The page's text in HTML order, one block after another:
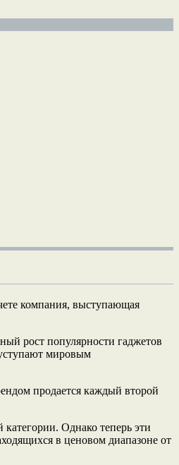
компания, выступающая
рост популярности гаджетов
мировым
продается каждый второй
Однако теперь эти
в ценовом диапазоне от